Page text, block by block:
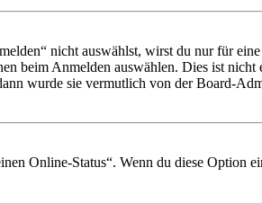
nicht auswählst, wirst du nur für
beim Anmelden auswählen. Dies ist
wurde sie vermutlich von der Board-
Online-Status“. Wenn du diese Option